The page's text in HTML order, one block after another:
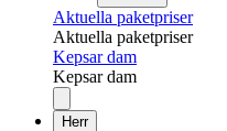
Aktuella paketpriser
Aktuella paketpriser
Kepsar dam
Kepsar dam
Herr